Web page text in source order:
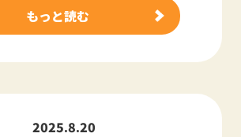
もっと読む
2025.8.20